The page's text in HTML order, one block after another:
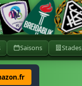
Saisons Stades